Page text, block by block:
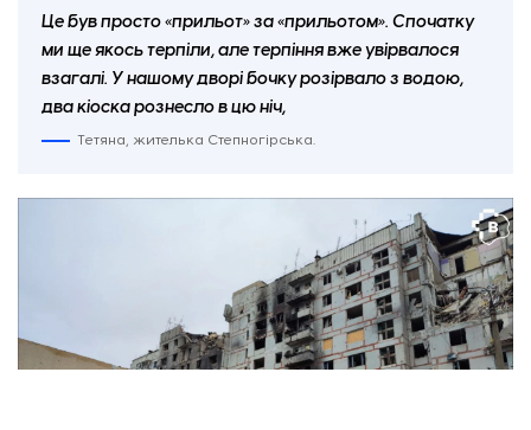
Це був просто «прильот» за «прильотом». Спочатку
ми ще якось терпіли, але терпіння вже увірвалося
взагалі. У нашому дворі бочку розірвало з водою,
два кіоска рознесло в цю ніч,
Тетяна, жителька Степногірська.